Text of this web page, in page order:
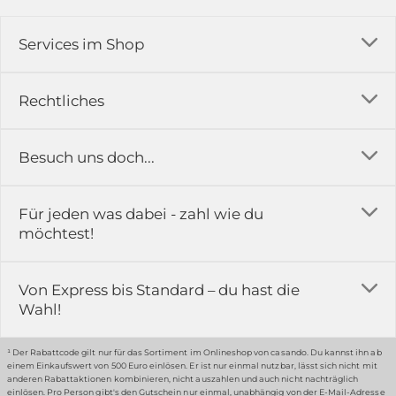
Rechtliches
Impressum
Rückgabe & Reklamation
Widerrufsrecht
Datenschutz-Einstellung
Erklärung zur Barrierefreiheit
Services im Shop
Versandkosten
Erfahrungsberichte & Bewertungen
Kontakt
Karriere
Gewerbekunden
Grounding Page
Besuch uns doch...
in der Ausstellung...
51789 Lindlar
Hinweis:
Für jeden was dabei - zahl wie du
möchtest!
Von Express bis Standard – du hast die
Wahl!
¹ Der Rabattcode gilt nur für das Sortiment im Onlineshop von casando. Du kannst ihn ab
einem Einkaufswert von 500 Euro einlösen. Er ist nur einmal nutzbar, lässt sich nicht mit
anderen Rabattaktionen kombinieren, nicht auszahlen und auch nicht nachträglich
einlösen. Pro Person gibt's den Gutschein nur einmal, unabhängig von der E-Mail-Adresse